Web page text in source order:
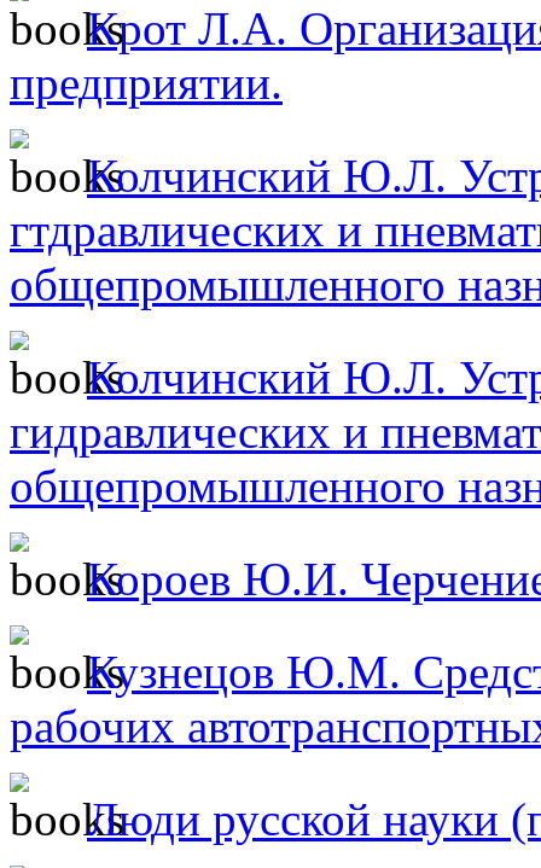
Крот Л.А.
предприятии.
Колчинский Ю.Л.
гтдравлических и
общепромышленного
Колчинский Ю.Л.
гидравлических и
общепромышленного
Короев Ю.И.
Кузнецов Ю.М.
рабочих
Люди русской науки